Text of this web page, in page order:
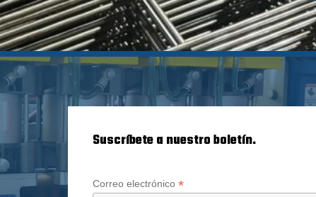
Suscríbete a nuestro boletín.
Correo electrónico*